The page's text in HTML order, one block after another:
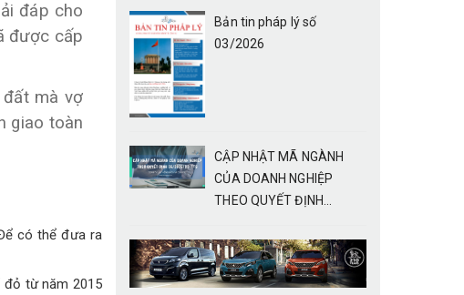
đáp cho
được cấp
mà vợ
giao toàn
có thể đưa ra
đỏ từ năm 2015
Bản tin pháp lý số
03/2026
CẬP NHẬT MÃ NGÀNH
CỦA DOANH NGHIỆP
THEO QUYẾT ĐỊNH...